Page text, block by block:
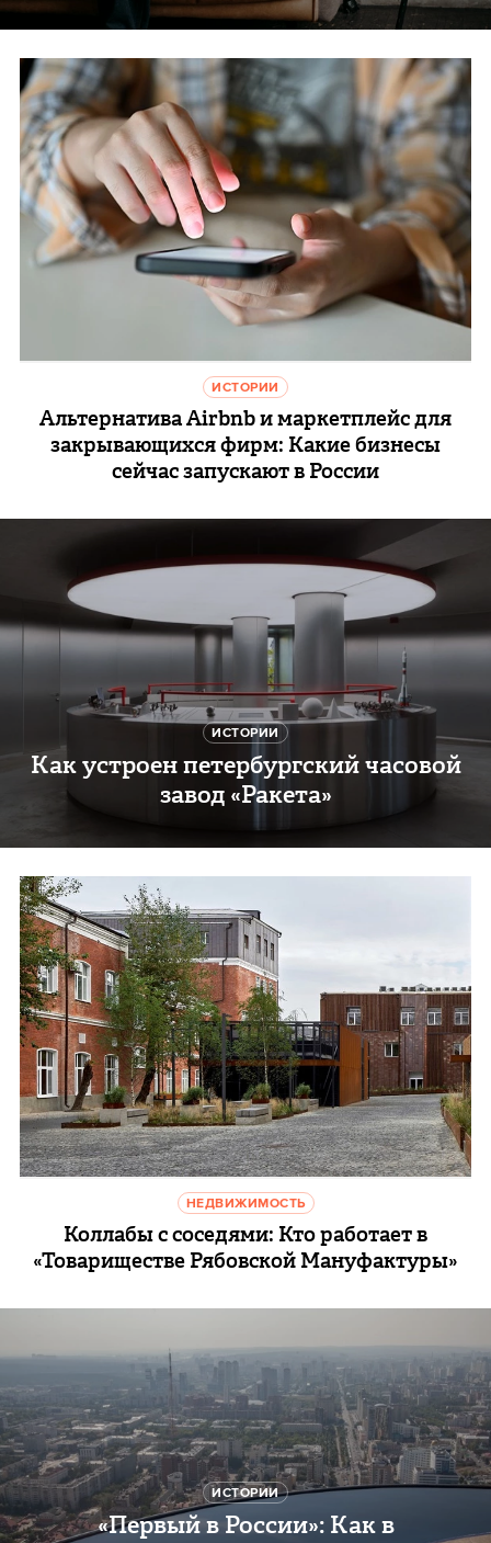
ИСТОРИИ
Альтернатива Airbnb и маркетплейс для
закрывающихся фирм: Какие бизнесы
сейчас запускают в России
ИСТОРИИ
Как устроен петербургский часовой
завод «Ракета»
НЕДВИЖИМОСТЬ
Коллабы с соседями: Кто работает в
«Товариществе Рябовской Мануфактуры»
ИСТОРИИ
«Первый в России»: Как в